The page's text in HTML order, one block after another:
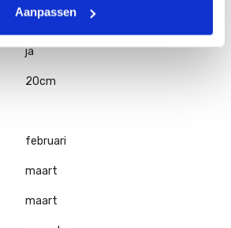
Aanpassen
ja
20cm
februari
maart
maart